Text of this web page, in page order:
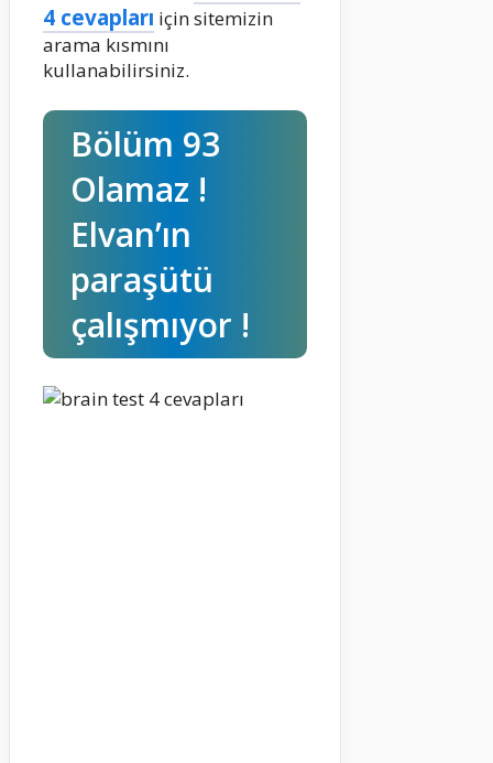
4 cevapları için sitemizin
arama kısmını
kullanabilirsiniz.
Bölüm 93
Olamaz !
Elvan’ın
paraşütü
çalışmıyor !